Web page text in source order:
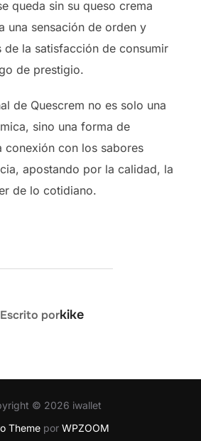
queda sin su queso crema
una sensación de orden y
de la satisfacción de consumir
de prestigio.
de Quescrem no es solo una
sino una forma de
conexión con los sabores
apostando por la calidad, la
de lo cotidiano.
DE LA ENTRADA
Escrito porkike
© 2026 iwallet
Theme por WPZOOM